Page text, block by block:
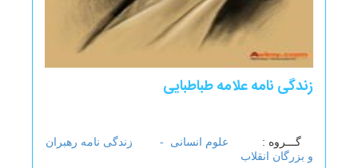
زندگی نامه علامه طباطبایی
گـــروه : علوم انسانی -
زندگی نامه رهبران
و بزرگان انقلاب